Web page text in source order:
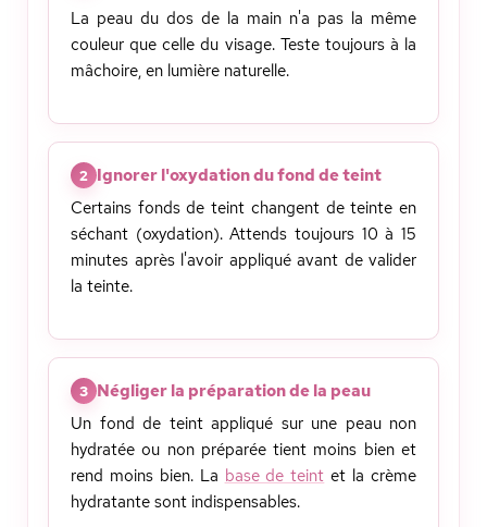
La peau du dos de la main n'a pas la même
couleur que celle du visage. Teste toujours à la
mâchoire, en lumière naturelle.
2 Ignorer l'oxydation du fond de teint
Certains fonds de teint changent de teinte en
séchant (oxydation). Attends toujours 10 à 15
minutes après l'avoir appliqué avant de valider
la teinte.
3 Négliger la préparation de la peau
Un fond de teint appliqué sur une peau non
hydratée ou non préparée tient moins bien et
rend moins bien. La base de teint et la crème
hydratante sont indispensables.